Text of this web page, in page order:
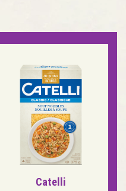
Catelli